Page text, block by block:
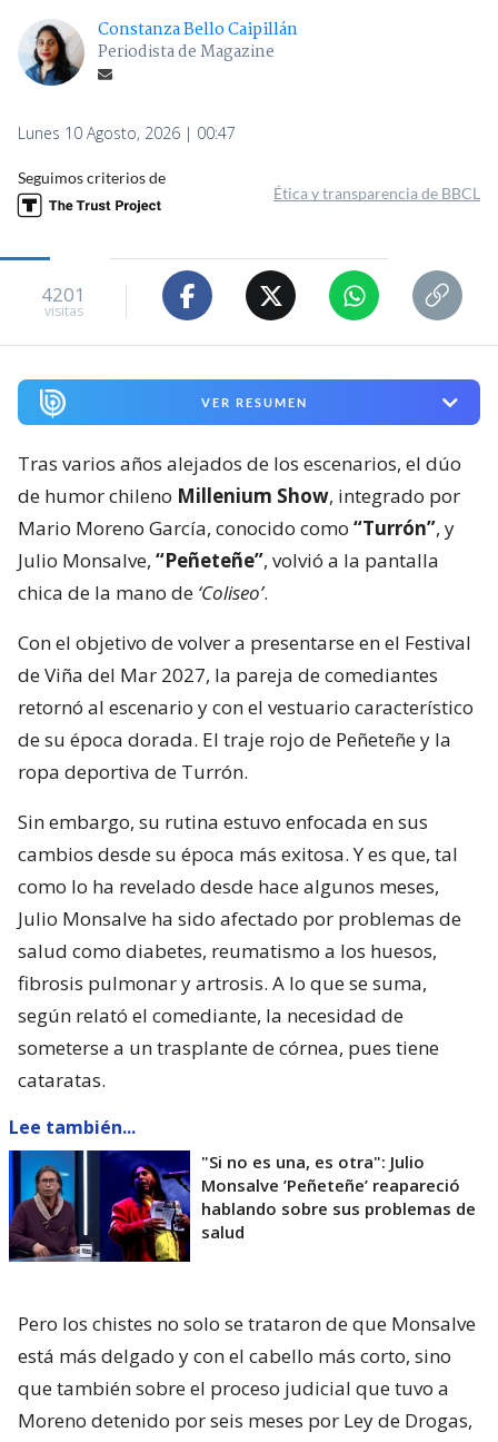
Constanza Bello Caipillán
Periodista de Magazine
Lunes 10 Agosto, 2026 | 00:47
Seguimos criterios de
Ética y transparencia de BBCL
4201
visitas
VER RESUMEN
Tras varios años alejados de los escenarios, el dúo
de humor chileno Millenium Show, integrado por
Mario Moreno García, conocido como “Turrón”, y
Julio Monsalve, “Peñeteñe”, volvió a la pantalla
chica de la mano de ‘Coliseo’.
Con el objetivo de volver a presentarse en el Festival
de Viña del Mar 2027, la pareja de comediantes
retornó al escenario y con el vestuario característico
de su época dorada. El traje rojo de Peñeteñe y la
ropa deportiva de Turrón.
Sin embargo, su rutina estuvo enfocada en sus
cambios desde su época más exitosa. Y es que, tal
como lo ha revelado desde hace algunos meses,
Julio Monsalve ha sido afectado por problemas de
salud como diabetes, reumatismo a los huesos,
fibrosis pulmonar y artrosis. A lo que se suma,
según relató el comediante, la necesidad de
someterse a un trasplante de córnea, pues tiene
cataratas.
Lee también...
"Si no es una, es otra": Julio
Monsalve ’Peñeteñe’ reapareció
hablando sobre sus problemas de
salud
Pero los chistes no solo se trataron de que Monsalve
está más delgado y con el cabello más corto, sino
que también sobre el proceso judicial que tuvo a
Moreno detenido por seis meses por Ley de Drogas,